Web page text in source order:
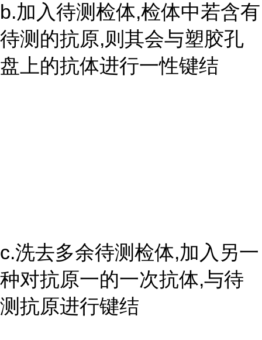
b.加入待测检体,检体中若含有
待测的抗原,则其会与塑胶孔
盘上的抗体进行一性键结
c.洗去多余待测检体,加入另一
种对抗原一的一次抗体,与待
测抗原进行键结